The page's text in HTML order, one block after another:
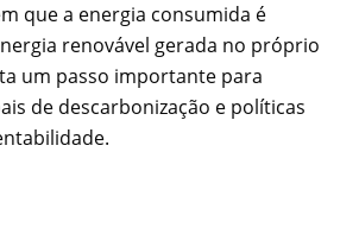
que a energia consumida é
renovável gerada no próprio
um passo importante para
de descarbonização e políticas